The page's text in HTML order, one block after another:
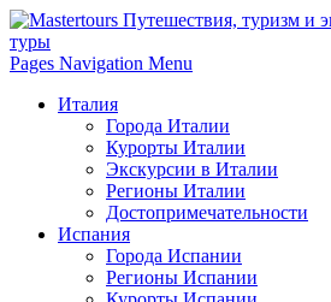
Pages Navigation Menu
Италия
Города Италии
Курорты Италии
Экскурсии в Италии
Регионы Италии
Достопримечательности
Испания
Города Испании
Регионы Испании